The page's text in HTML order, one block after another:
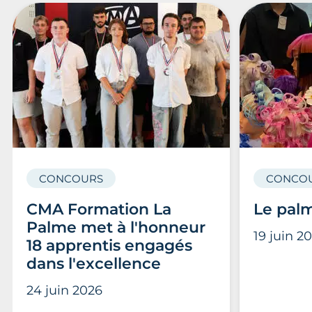
CMA Formation La
Palme met à l'honneur
18 apprentis engagés
dans l'excellence
CONCOURS
24 juin 2026
Le
19 juin